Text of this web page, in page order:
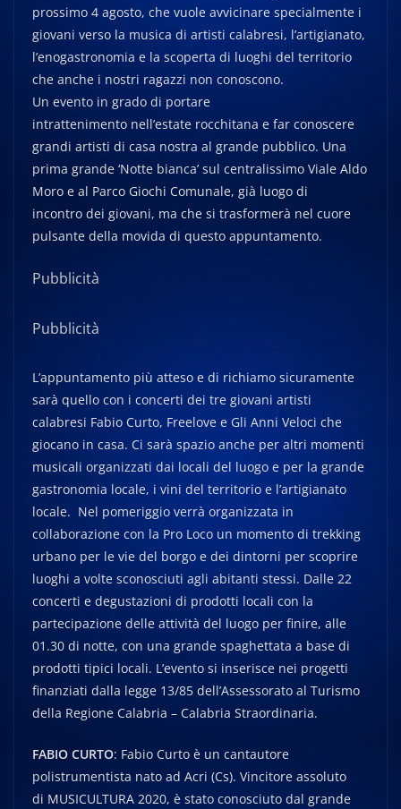
prossimo 4 agosto, che vuole avvicinare specialmente i
giovani verso la musica di artisti calabresi, l’artigianato,
l’enogastronomia e la scoperta di luoghi del territorio
che anche i nostri ragazzi non conoscono.
Un evento in grado di portare
intrattenimento nell’estate rocchitana e far conoscere
grandi artisti di casa nostra al grande pubblico. Una
prima grande ‘Notte bianca’ sul centralissimo Viale Aldo
Moro e al Parco Giochi Comunale, già luogo di
incontro dei giovani, ma che si trasformerà nel cuore
pulsante della movida di questo appuntamento.
Pubblicità
Pubblicità
L’appuntamento più atteso e di richiamo sicuramente
sarà quello con i concerti dei tre giovani artisti
calabresi Fabio Curto, Freelove e Gli Anni Veloci che
giocano in casa. Ci sarà spazio anche per altri momenti
musicali organizzati dai locali del luogo e per la grande
gastronomia locale, i vini del territorio e l’artigianato
locale. Nel pomeriggio verrà organizzata in
collaborazione con la Pro Loco un momento di trekking
urbano per le vie del borgo e dei dintorni per scoprire
luoghi a volte sconosciuti agli abitanti stessi. Dalle 22
concerti e degustazioni di prodotti locali con la
partecipazione delle attività del luogo per finire, alle
01.30 di notte, con una grande spaghettata a base di
prodotti tipici locali. L’evento si inserisce nei progetti
finanziati dalla legge 13/85 dell’Assessorato al Turismo
della Regione Calabria – Calabria Straordinaria.
FABIO CURTO: Fabio Curto è un cantautore
polistrumentista nato ad Acri (Cs). Vincitore assoluto
di MUSICULTURA 2020, è stato conosciuto dal grande